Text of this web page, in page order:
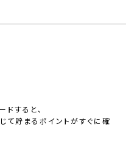
すると、
て貯まるポイントがすぐに確